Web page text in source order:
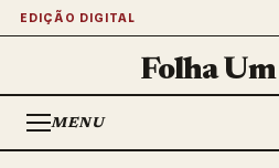
EDIÇÃO DIGITAL
Folha Um
MENU